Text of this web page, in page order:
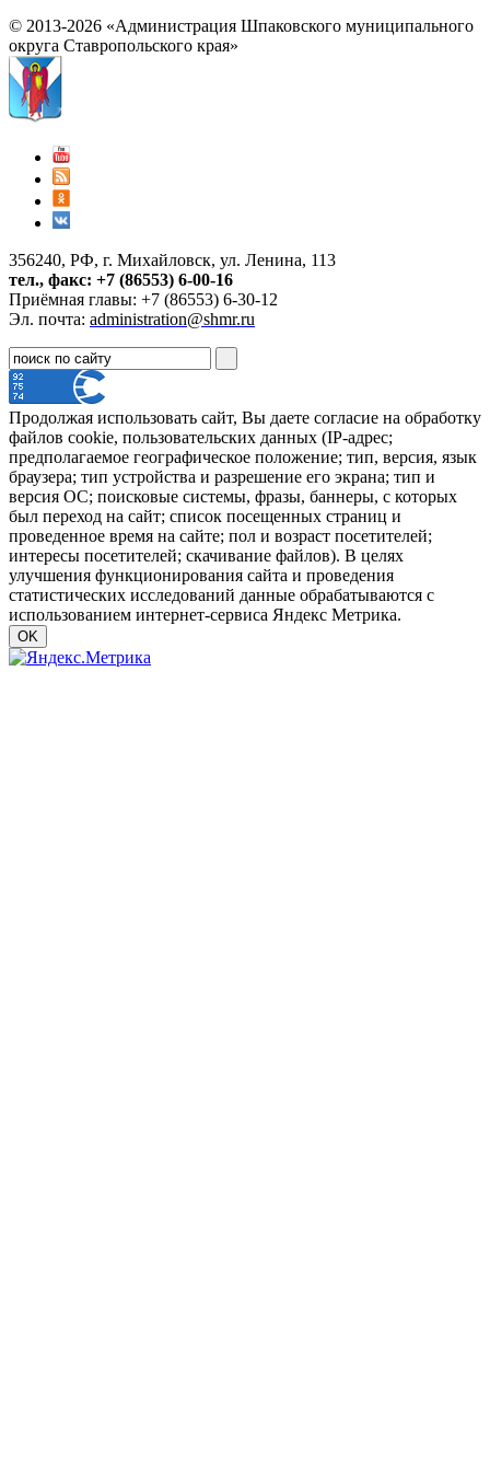
© 2013-2026 «Администрация Шпаковского муниципального
округа Ставропольского края»
356240, РФ, г. Михайловск, ул. Ленина, 113
тел., факс: +7 (86553) 6-00-16
Приёмная главы: +7 (86553) 6-30-12
Эл. почта: administration@shmr.ru
Продолжая использовать сайт, Вы даете согласие на обработку
файлов cookie, пользовательских данных (IP-адрес;
предполагаемое географическое положение; тип, версия, язык
браузера; тип устройства и разрешение его экрана; тип и
версия ОС; поисковые системы, фразы, баннеры, с которых
был переход на сайт; список посещенных страниц и
проведенное время на сайте; пол и возраст посетителей;
интересы посетителей; скачивание файлов). В целях
улучшения функционирования сайта и проведения
статистических исследований данные обрабатываются с
использованием интернет-сервиса Яндекс Метрика.
OK